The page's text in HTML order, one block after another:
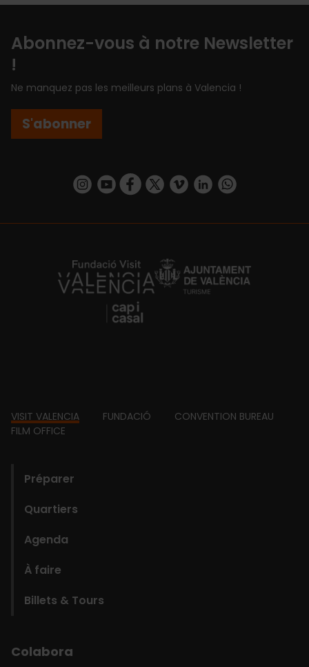
Abonnez-vous à notre Newsletter
!
Ne manquez pas les meilleurs plans à Valencia !
S'abonner
https://www.instagram.com/visit_valencia/
https://www.youtube.com/user/
https://www.facebook.com/
https://twitter.com/
https://vimeo.com/
https://www.linkedin.com/company/turismo-valencia/https://api.whatsapp.com/send/
https://fundacion.visitvalencia.com/
Footer
VISIT VALENCIA FUNDACIÓ
CONVENTION BUREAU
FILM OFFICE
Préparer
Quartiers
Agenda
À faire
Billets & Tours
Colabora